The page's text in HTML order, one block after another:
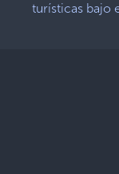
turísticas bajo